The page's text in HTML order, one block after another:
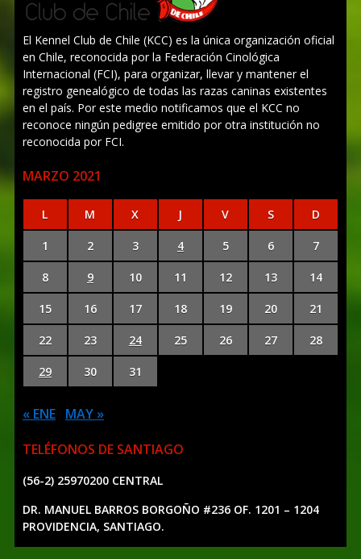
El Kennel Club de Chile (KCC) es la única organización oficial
en Chile, reconocida por la Federación Cinológica
Internacional (FCI), para organizar, llevar y mantener el
registro genealógico de todas las razas caninas existentes
en el país. Por este medio notificamos que el KCC no
reconoce ningún pedigree emitido por otra institución no
reconocida por FCI.
MARZO 2021
L M X J V S D
1 2 3 4 5 6 7
8 9 10 11 12 13 14
15 16 17 18 19 20 21
22 23 24 25 26 27 28
29 30 31
« ENE MAY »
TELÉFONOS DE SANTIAGO
(56-2) 25970200 CENTRAL
DR. MANUEL BARROS BORGOÑO #236 OF. 1201 – 1204
PROVIDENCIA, SANTIAGO.